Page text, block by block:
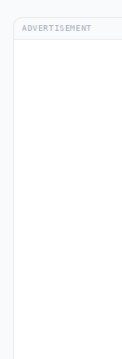
ADVERTISEMENT